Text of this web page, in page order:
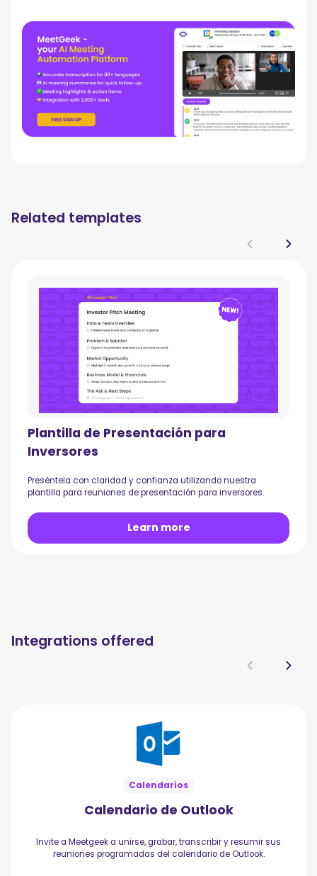
Related templates
Plantilla de Presentación para
Inversores
Preséntela con claridad y confianza utilizando nuestra
plantilla para reuniones de presentación para inversores.
Learn more
Integrations offered
Calendarios
Calendario de Outlook
Invite a Meetgeek a unirse, grabar, transcribir y resumir sus
reuniones programadas del calendario de Outlook.